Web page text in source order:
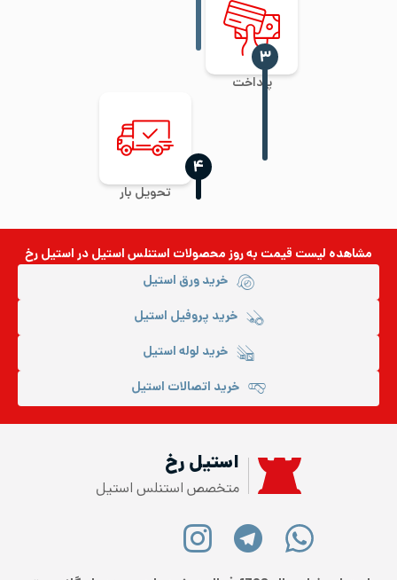
پرداخت
‍۳
تحویل بار
‍۴
مشاهده لیست قیمت به روزمحصولات استنلس استیلدر استیل رخ
خرید ورق استیل
خرید پروفیل استیل
خرید لوله استیل
خرید اتصالات استیل
استیل رخ
متخصص استنلس استیل